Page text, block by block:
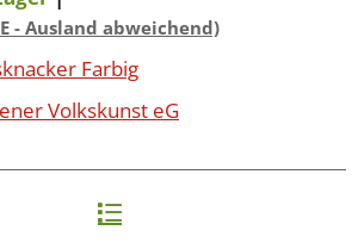
- Ausland abweichend)
Farbig
Volkskunst eG